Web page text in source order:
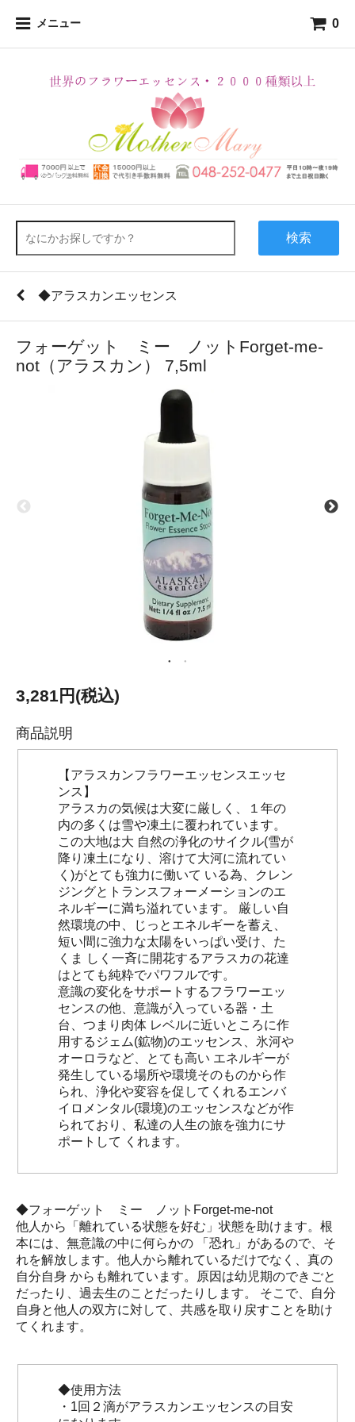
メニュー 0
検索
◆アラスカンエッセンス
フォーゲット ミー ノットForget-me-
not（アラスカン） 7,5ml
3,281円(税込)
商品説明
【アラスカンフラワーエッセンスエッセ
ンス】
アラスカの気候は大変に厳しく、１年の
内の多くは雪や凍土に覆われています。
この大地は大 自然の浄化のサイクル(雪が
降り凍土になり、溶けて大河に流れてい
く)がとても強力に働いて いる為、クレン
ジングとトランスフォーメーションのエ
ネルギーに満ち溢れています。 厳しい自
然環境の中、じっとエネルギーを蓄え、
短い間に強力な太陽をいっぱい受け、た
くま しく一斉に開花するアラスカの花達
はとても純粋でパワフルです。
意識の変化をサポートするフラワーエッ
センスの他、意識が入っている器・土
台、つまり肉体 レベルに近いところに作
用するジェム(鉱物)のエッセンス、氷河や
オーロラなど、とても高い エネルギーが
発生している場所や環境そのものから作
られ、浄化や変容を促してくれるエンバ
イロメンタル(環境)のエッセンスなどが作
られており、私達の人生の旅を強力にサ
ポートして くれます。
◆フォーゲット ミー ノットForget-me-not
他人から「離れている状態を好む」状態を助けます。根
本には、無意識の中に何らかの 「恐れ」があるので、そ
れを解放します。他人から離れているだけでなく、真の
自分自身 からも離れています。原因は幼児期のできごと
だったり、過去生のことだったりします。 そこで、自分
自身と他人の双方に対して、共感を取り戻すことを助け
てくれます。
◆使用方法
・1回２滴がアラスカンエッセンスの目安